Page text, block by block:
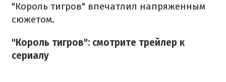
"Король тигров" впечатлил напряженным
сюжетом.
"Король тигров": смотрите трейлер к
сериалу